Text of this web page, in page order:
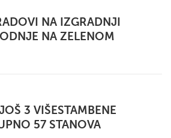
NA IZGRADNJI
NA ZELENOM
3 VIŠESTAMBENE
57 STANOVA